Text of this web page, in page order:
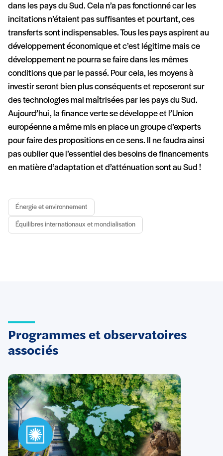
dans les pays du Sud. Cela n’a pas fonctionné car les
incitations n’étaient pas suffisantes et pourtant, ces
transferts sont indispensables. Tous les pays aspirent au
développement économique et c’est légitime mais ce
développement ne pourra se faire dans les mêmes
conditions que par le passé. Pour cela, les moyens à
investir seront bien plus conséquents et reposeront sur
des technologies mal maîtrisées par les pays du Sud.
Aujourd’hui, la finance verte se développe et l’Union
européenne a même mis en place un groupe d’experts
pour faire des propositions en ce sens. Il ne faudra ainsi
pas oublier que l’essentiel des besoins de financements
en matière d’adaptation et d’atténuation sont au Sud !
Énergie et environnement
Équilibres internationaux et mondialisation
Programmes et observatoires
associés